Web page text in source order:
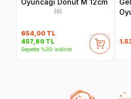
(0)
654,00 TL
457,80 TL
Sepette %30 indirim